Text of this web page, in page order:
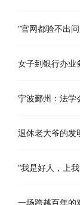
“官网都验不出
女子到银行办
宁波鄞州：法学
退休老大爷的发
“我是好人，上
一场跨越百年的